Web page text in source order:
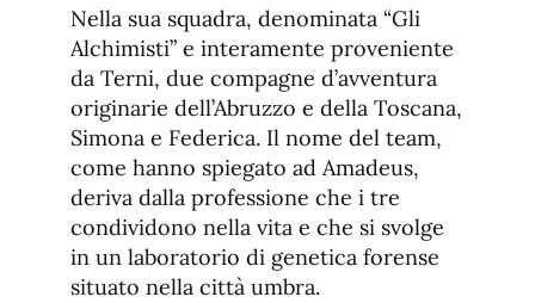
Nella sua squadra, denominata “Gli
Alchimisti” e interamente proveniente
da Terni, due compagne d’avventura
originarie dell’Abruzzo e della Toscana,
Simona e Federica. Il nome del team,
come hanno spiegato ad Amadeus,
deriva dalla professione che i tre
condividono nella vita e che si svolge
in un laboratorio di genetica forense
situato nella città umbra.